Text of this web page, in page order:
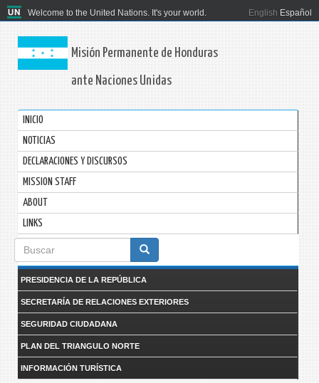
Welcome to the United Nations. It's your world. English Español
Misión Permanente de Honduras
ante Naciones Unidas
INICIO
NOTICIAS
DECLARACIONES Y DISCURSOS
MISSION STAFF
ABOUT
LINKS
Formulario
de
búsqueda
PRESIDENCIA DE LA REPÚBLICA
SECRETARÍA DE RELACIONES EXTERIORES
SEGURIDAD CIUDADANA
PLAN DEL TRIANGULO NORTE
INFORMACIÓN TURÍSTICA